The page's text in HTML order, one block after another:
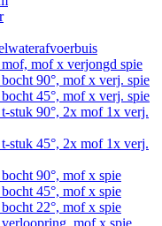
mof x verjongd spie
90°, mof x verj. spie
45°, mof x verj. spie
stuk 90°, 2x mof 1x verj.
stuk 45°, 2x mof 1x verj.
90°, mof x spie
45°, mof x spie
22°, mof x spie
mof x spie